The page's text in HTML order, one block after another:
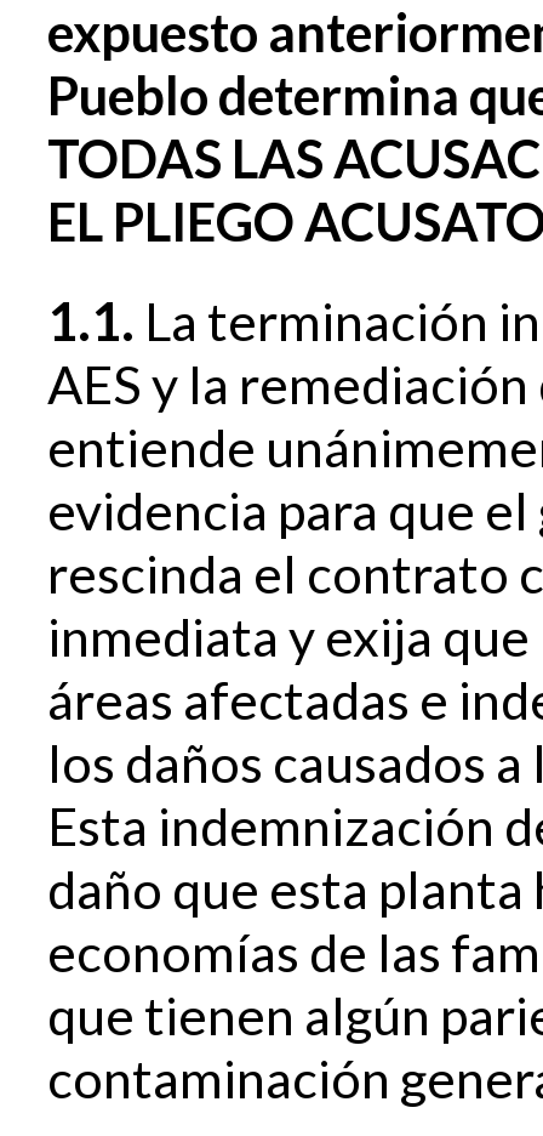
expuesto
Pueblo determina
TODAS LAS
EL PLIEGO
1.1. La terminación
AES y la
entiende
evidencia para que
rescinda el contrato
inmediata y exija
áreas afectadas e
los daños causados
Esta indemnización
daño que esta planta
economías de las
que tienen algún
contaminación